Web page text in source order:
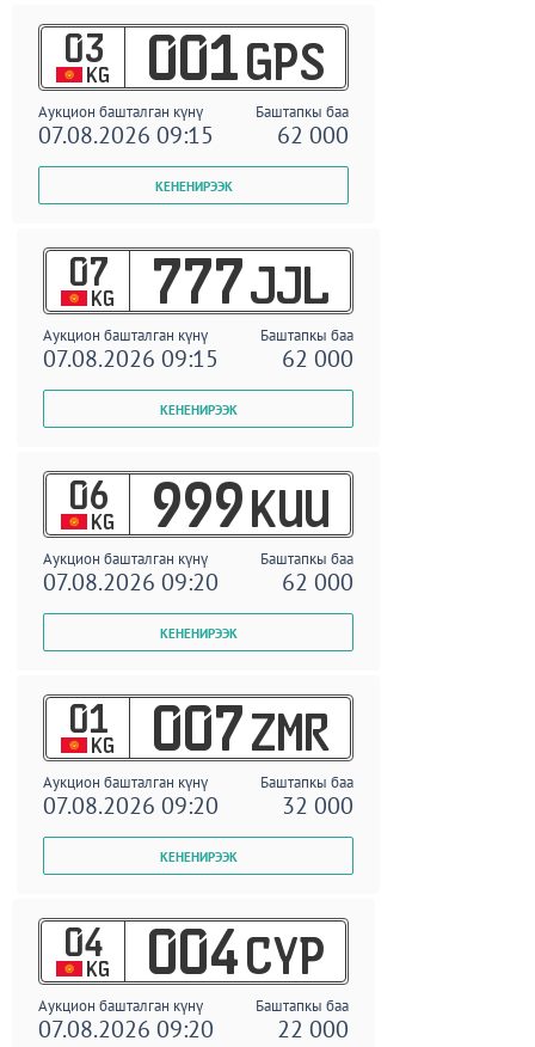
03
KG 001 GPS
Аукцион башталган күнү Баштапкы баа
07.08.2026 09:15 62 000
07
KG 777 JJL
Аукцион башталган күнү Баштапкы баа
07.08.2026 09:15 62 000
06
KG 999 KUU
Аукцион башталган күнү Баштапкы баа
07.08.2026 09:20 62 000
01
KG 007 ZMR
Аукцион башталган күнү Баштапкы баа
07.08.2026 09:20 32 000
04
KG 004 CYP
Аукцион башталган күнү Баштапкы баа
07.08.2026 09:20 22 000